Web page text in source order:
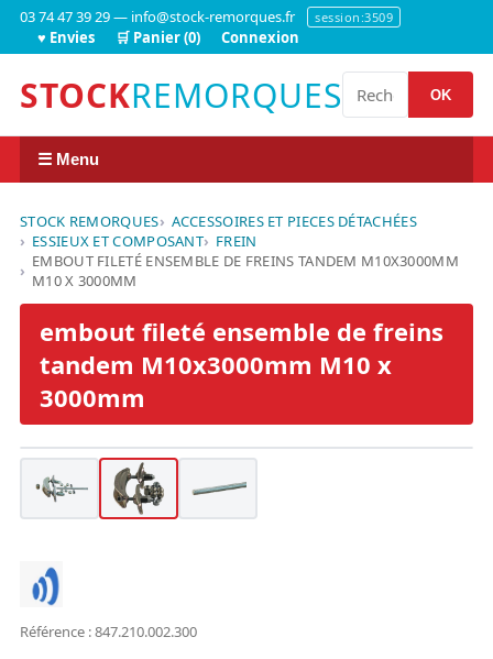
03 74 47 39 29 — info@stock-remorques.fr session:3509
♥ Envies 🛒 Panier (0) Connexion
STOCKREMORQUES OK
☰ Menu
STOCK REMORQUES
ACCESSOIRES ET PIECES DÉTACHÉES
ESSIEUX ET COMPOSANT
FREIN
EMBOUT FILETÉ ENSEMBLE DE FREINS TANDEM M10X3000MM
M10 X 3000MM
embout fileté ensemble de freins
tandem M10x3000mm M10 x
3000mm
Référence : 847.210.002.300